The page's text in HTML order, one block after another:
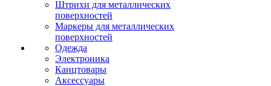
Штрихи для металлических
поверхностей
Маркеры для металлических
поверхностей
Одежда
Электроника
Канцтовары
Аксессуары